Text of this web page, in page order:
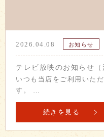
2026.04.08 お知らせ
テレビ放映のお知らせ（
いつも当店をご利用いた
す。 …
続きを見る